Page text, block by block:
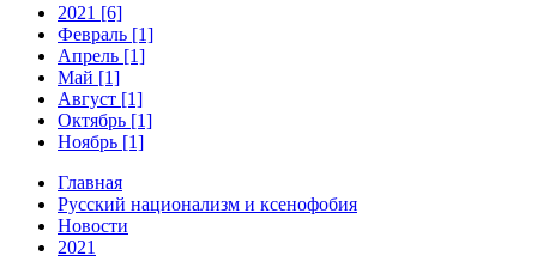
2021 [6]
Февраль [1]
Апрель [1]
Май [1]
Август [1]
Октябрь [1]
Ноябрь [1]
Главная
Русский национализм и ксенофобия
Новости
2021